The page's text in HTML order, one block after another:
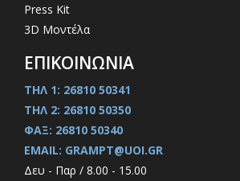
Press Kit
3D Μοντέλα
ΕΠΙΚΟΙΝΩΝΙΑ
ΤΗΛ 1: 26810 50341
ΤΗΛ 2: 26810 50350
ΦΑΞ: 26810 50340
EMAIL: GRAMPT@UOI.GR
Δευ - Παρ / 8.00 - 15.00